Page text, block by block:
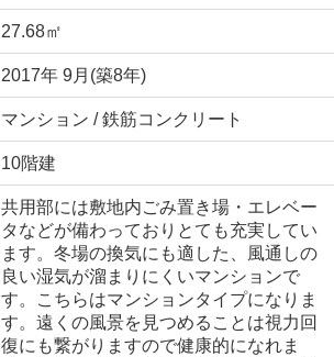
27.68㎡
2017年 9月(築8年)
マンション / 鉄筋コンクリート
10階建
共用部には敷地内ごみ置き場・エレベー
タなどが備わっておりとても充実してい
ます。冬場の換気にも適した、風通しの
良い湿気が溜まりにくいマンションで
す。こちらはマンションタイプになりま
す。遠くの風景を見つめることは視力回
復にも繋がりますので健康的になれま